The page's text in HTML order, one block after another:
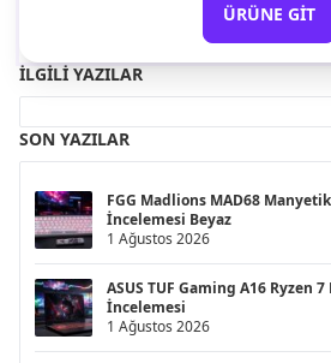
ÜRÜNE GIT
İLGILI YAZILAR
SON YAZILAR
FGG Madlions MAD68
İncelemesi Beyaz
1 Ağustos 2026
ASUS TUF Gaming A16 Ryzen
İncelemesi
1 Ağustos 2026